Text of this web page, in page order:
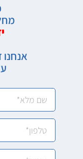
אנחנו